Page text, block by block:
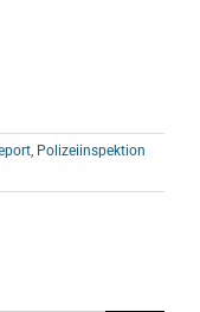
Polizeiinspektion